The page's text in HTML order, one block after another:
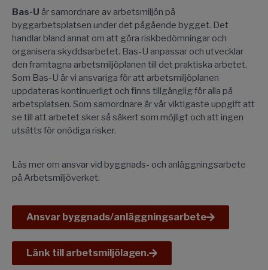
Bas-U är samordnare av arbetsmiljön på
byggarbetsplatsen under det pågående bygget. Det
handlar bland annat om att göra riskbedömningar och
organisera skyddsarbetet. Bas-U anpassar och utvecklar
den framtagna arbetsmiljöplanen till det praktiska arbetet.
Som Bas-U är vi ansvariga för att arbetsmiljöplanen
uppdateras kontinuerligt och finns tillgänglig för alla på
arbetsplatsen. Som samordnare är vår viktigaste uppgift att
se till att arbetet sker så säkert som möjligt och att ingen
utsätts för onödiga risker.
Läs mer om ansvar vid byggnads- och anläggningsarbete
på Arbetsmiljöverket.
Ansvar byggnads/anläggningsarbete
Länk till arbetsmiljölagen.